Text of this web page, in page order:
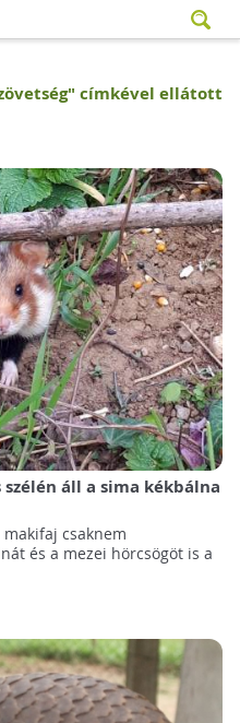
" címkével ellátott
áll a sima kékbálna
csaknem
és a mezei hörcsögöt is a